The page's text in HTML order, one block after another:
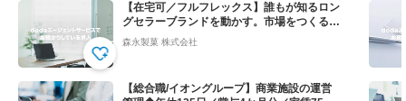
【在宅可／フルフレックス】誰もが知るロン
グセラーブランドを動かす。市場をつくる提
案営業◆ハイチュウ等
森永製菓 株式会社
【総合職/イオングループ】商業施設の運営